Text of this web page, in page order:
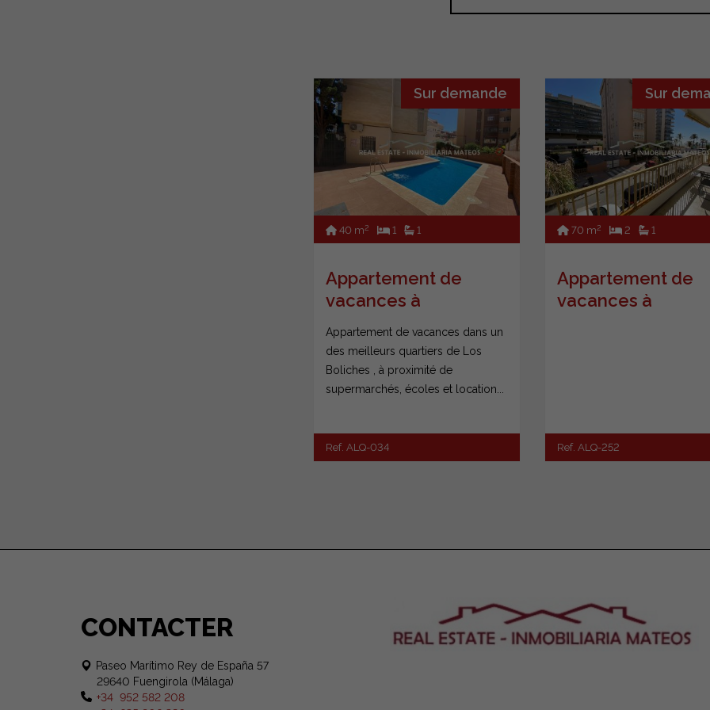
Sur demande
40 m2 1 1
Appartement de
vacances à
Fuengirola
Appartement de vacances dans un
des meilleurs quartiers de Los
Boliches , à proximité de
supermarchés, écoles et location...
Ref. ALQ-034
Sur
70 m2 2 1
Appartement de
vacances à
Ref. ALQ-252
CONTACTER
Paseo Marítimo Rey de España 57
29640 Fuengirola (Málaga)
+34 952 582 208